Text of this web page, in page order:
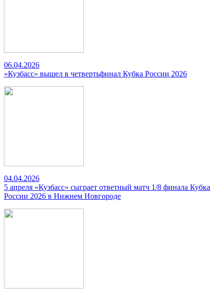
06.04.2026
«Кузбасс» вышел в четвертьфинал Кубка России 2026
04.04.2026
5 апреля «Кузбасс» сыграет ответный матч 1/8 финала Кубка
России 2026 в Нижнем Новгороде